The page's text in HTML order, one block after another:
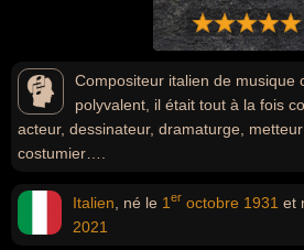
Compositeur italien de musique
polyvalent, il était tout à la fois
acteur, dessinateur, dramaturge,
costumier….
Italien , né le 1 er octobre 1931 et
2021